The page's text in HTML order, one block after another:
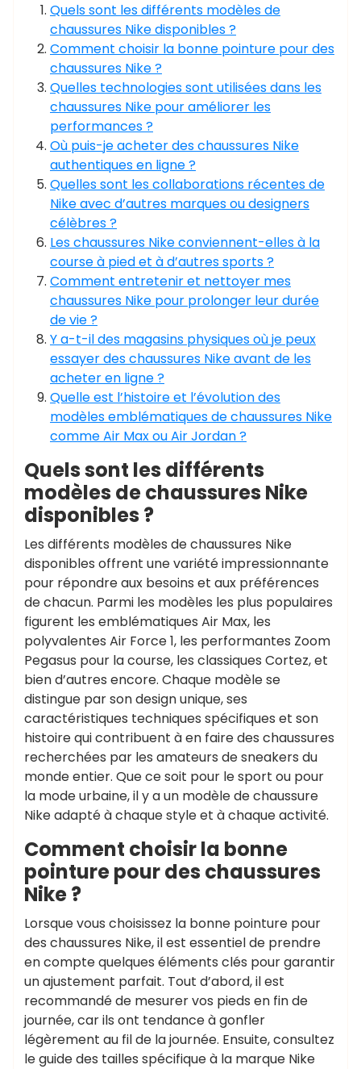
Quels sont les différents modèles de
chaussures Nike disponibles ?
Comment choisir la bonne pointure pour des
chaussures Nike ?
Quelles technologies sont utilisées dans les
chaussures Nike pour améliorer les
performances ?
Où puis-je acheter des chaussures Nike
authentiques en ligne ?
Quelles sont les collaborations récentes de
Nike avec d’autres marques ou designers
célèbres ?
Les chaussures Nike conviennent-elles à la
course à pied et à d’autres sports ?
Comment entretenir et nettoyer mes
chaussures Nike pour prolonger leur durée
de vie ?
Y a-t-il des magasins physiques où je peux
essayer des chaussures Nike avant de les
acheter en ligne ?
Quelle est l’histoire et l’évolution des
modèles emblématiques de chaussures Nike
comme Air Max ou Air Jordan ?
Quels sont les différents
modèles de chaussures Nike
disponibles ?
Les différents modèles de chaussures Nike
disponibles offrent une variété impressionnante
pour répondre aux besoins et aux préférences
de chacun. Parmi les modèles les plus populaires
figurent les emblématiques Air Max, les
polyvalentes Air Force 1, les performantes Zoom
Pegasus pour la course, les classiques Cortez, et
bien d’autres encore. Chaque modèle se
distingue par son design unique, ses
caractéristiques techniques spécifiques et son
histoire qui contribuent à en faire des chaussures
recherchées par les amateurs de sneakers du
monde entier. Que ce soit pour le sport ou pour
la mode urbaine, il y a un modèle de chaussure
Nike adapté à chaque style et à chaque activité.
Comment choisir la bonne
pointure pour des chaussures
Nike ?
Lorsque vous choisissez la bonne pointure pour
des chaussures Nike, il est essentiel de prendre
en compte quelques éléments clés pour garantir
un ajustement parfait. Tout d’abord, il est
recommandé de mesurer vos pieds en fin de
journée, car ils ont tendance à gonfler
légèrement au fil de la journée. Ensuite, consultez
le guide des tailles spécifique à la marque Nike